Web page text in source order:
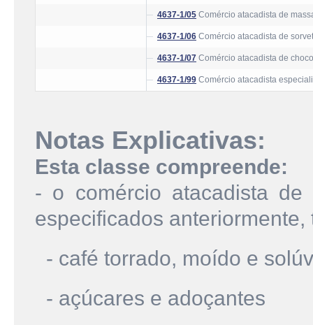
4637-1/05 Comércio atacadista de
4637-1/06 Comércio atacadista de
4637-1/07 Comércio atacadista de
4637-1/99 Comércio atacadista
Notas Explicativas:
Esta classe compreende:
- o comércio atacadista de
especificados anteriormente,
- café torrado, moído e
- açúcares e adoçantes